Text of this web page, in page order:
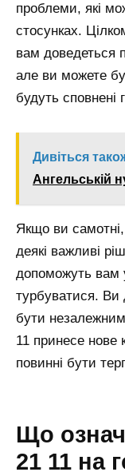
проблеми, які
стосунках.
вам доведеться
але ви можете
будуть сповнені
Дивіться
Ангельській
Якщо ви
деякі важливі
допоможуть вам
турбуватися. Ви
бути
11 принесе нове
повинні бути
Що
21 11 на